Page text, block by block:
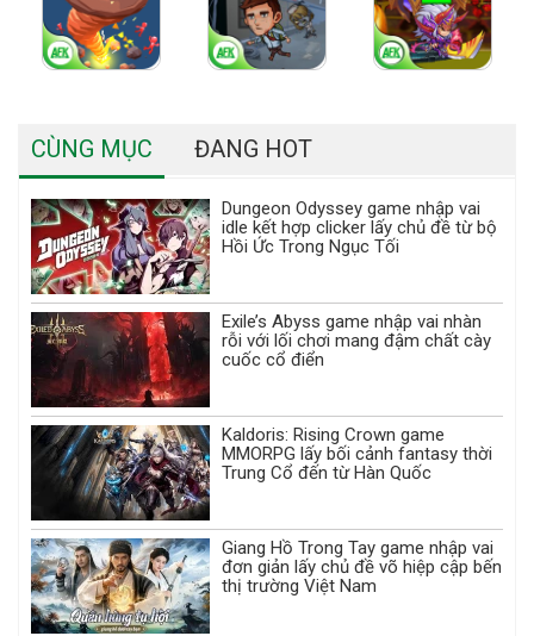
CÙNG MỤC ĐANG HOT
Dungeon Odyssey game nhập vai
idle kết hợp clicker lấy chủ đề từ bộ
Hồi Ức Trong Ngục Tối
Exile’s Abyss game nhập vai nhàn
rỗi với lối chơi mang đậm chất cày
cuốc cổ điển
Kaldoris: Rising Crown game
MMORPG lấy bối cảnh fantasy thời
Trung Cổ đến từ Hàn Quốc
Giang Hồ Trong Tay game nhập vai
đơn giản lấy chủ đề võ hiệp cập bến
thị trường Việt Nam